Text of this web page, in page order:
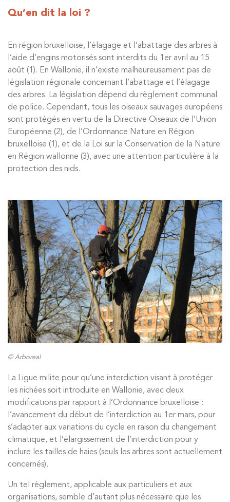
Qu’en dit la loi ?
En région bruxelloise, l’élagage et l’abattage des arbres à
l’aide d’engins motorisés sont interdits du 1er avril au 15
août (1). En Wallonie, il n’existe malheureusement pas de
législation régionale concernant l’abattage et l’élagage
des arbres. La législation dépend du règlement communal
de police. Cependant, tous les oiseaux sauvages européens
sont protégés en vertu de la Directive Oiseaux de l’Union
Européenne (2), de l’Ordonnance Nature en Région
bruxelloise (1), et de la Loi sur la Conservation de la Nature
en Région wallonne (3), avec une attention particulière à la
protection des nids.
© Arboreal
La Ligue milite pour qu’une interdiction visant à protéger
les nichées soit introduite en Wallonie, avec deux
modifications par rapport à l’Ordonnance bruxelloise :
l’avancement du début de l’interdiction au 1er mars, pour
s’adapter aux variations du cycle en raison du changement
climatique, et l’élargissement de l’interdiction pour y
inclure les tailles de haies (seuls les arbres sont actuellement
concernés).
Un tel règlement, applicable aux particuliers et aux
organisations, semble d’autant plus nécessaire que les